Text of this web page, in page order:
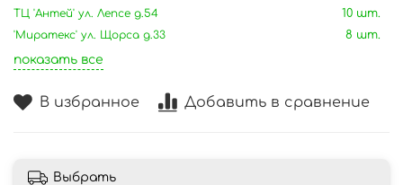
В избранное Добавить в сравнение
ТЦ 'Антей' ул. Лепсе д.54
10 шт.
'Миратекс' ул. Щорса д.33
8 шт.
показать все
Выбрать